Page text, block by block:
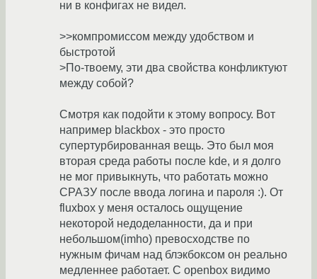
ни в конфигах не видел.
>>компромиссом между удобством и
быстротой
>По-твоему, эти два свойства конфликтуют
между собой?
Смотря как подойти к этому вопросу. Вот
например blackbox - это просто
супертурбированная вещь. Это был моя
вторая среда работы после kde, и я долго
не мог привыкнуть, что работать можно
СРАЗУ после ввода логина и пароля :). От
fluxbox у меня осталось ощущение
некоторой недоделанности, да и при
небольшом(imho) превосходстве по
нужным фичам над блэкбоксом он реально
медленнее работает. С openbox видимо